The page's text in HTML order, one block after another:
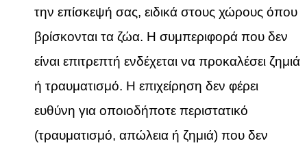
την επίσκεψή σας, ειδικά στους χώρους όπου
βρίσκονται τα ζώα. Η συμπεριφορά που δεν
είναι επιτρεπτή ενδέχεται να προκαλέσει ζημιά
ή τραυματισμό. Η επιχείρηση δεν φέρει
ευθύνη για οποιοδήποτε περιστατικό
(τραυματισμό, απώλεια ή ζημιά) που δεν